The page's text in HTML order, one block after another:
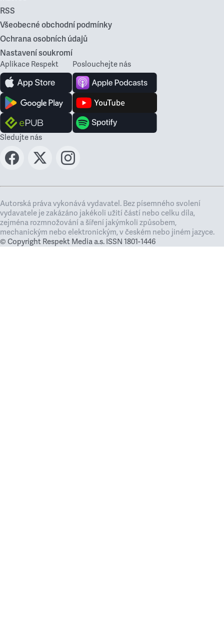
RSS
Všeobecné obchodní podmínky
Ochrana osobních údajů
Nastavení soukromí
Aplikace Respekt Poslouchejte nás
Sledujte nás
Autorská práva vykonává vydavatel. Bez písemného svolení
vydavatele je zakázáno jakékoli užití částí nebo celku díla,
zejména rozmnožování a šíření jakýmkoli způsobem,
mechanickým nebo elektronickým, v českém nebo jiném jazyce.
© Copyright Respekt Media a.s. ISSN 1801-1446